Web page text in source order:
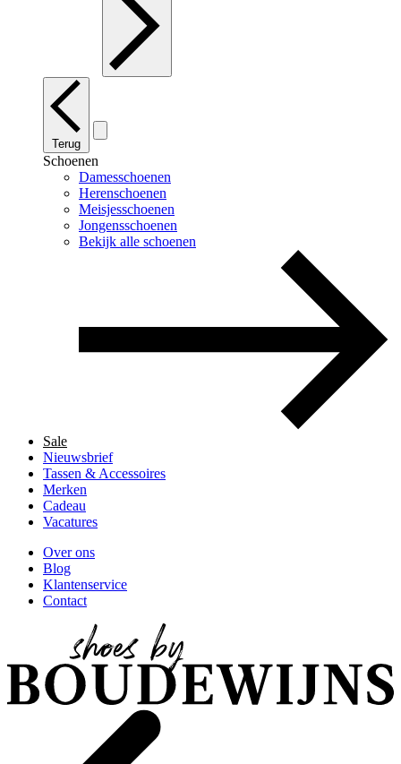
Terug
Schoenen
Damesschoenen
Herenschoenen
Meisjesschoenen
Jongensschoenen
Bekijk alle schoenen
Sale
Nieuwsbrief
Tassen & Accessoires
Merken
Cadeau
Vacatures
Over ons
Blog
Klantenservice
Contact